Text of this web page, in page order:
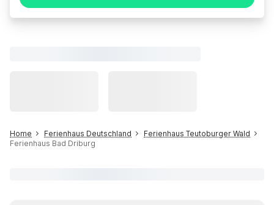
Home Ferienhaus Deutschland
Ferienhaus Teutoburger Wald
Ferienhaus Bad Driburg